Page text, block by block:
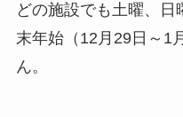
どの施設でも土曜、
末年始（12月29日～1
ん。